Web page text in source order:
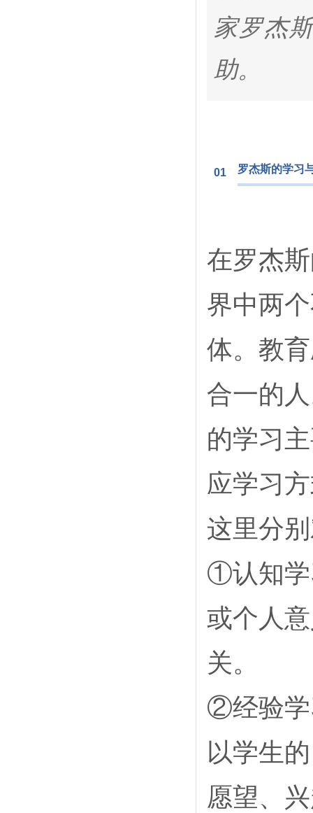
家罗杰
助。
01 罗杰斯的学习
在罗杰
界中两
体。教
合一的
的学习
应学习
这里分
①认知学
或个人
关。
②经验学
以学生
愿望、